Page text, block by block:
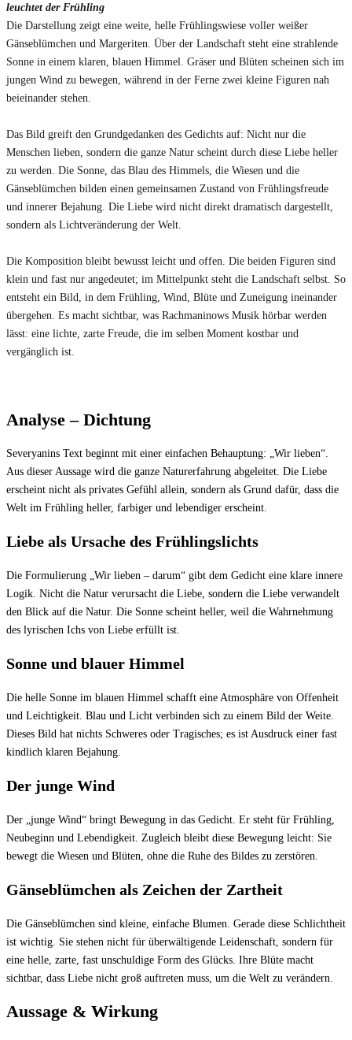
leuchtet der Frühling
Die Darstellung zeigt eine weite, helle Frühlingswiese voller weißer
Gänseblümchen und Margeriten. Über der Landschaft steht eine strahlende
Sonne in einem klaren, blauen Himmel. Gräser und Blüten scheinen sich im
jungen Wind zu bewegen, während in der Ferne zwei kleine Figuren nah
beieinander stehen.
Das Bild greift den Grundgedanken des Gedichts auf: Nicht nur die
Menschen lieben, sondern die ganze Natur scheint durch diese Liebe heller
zu werden. Die Sonne, das Blau des Himmels, die Wiesen und die
Gänseblümchen bilden einen gemeinsamen Zustand von Frühlingsfreude
und innerer Bejahung. Die Liebe wird nicht direkt dramatisch dargestellt,
sondern als Lichtveränderung der Welt.
Die Komposition bleibt bewusst leicht und offen. Die beiden Figuren sind
klein und fast nur angedeutet; im Mittelpunkt steht die Landschaft selbst. So
entsteht ein Bild, in dem Frühling, Wind, Blüte und Zuneigung ineinander
übergehen. Es macht sichtbar, was Rachmaninows Musik hörbar werden
lässt: eine lichte, zarte Freude, die im selben Moment kostbar und
vergänglich ist.
Analyse – Dichtung
Severyanins Text beginnt mit einer einfachen Behauptung: „Wir lieben“.
Aus dieser Aussage wird die ganze Naturerfahrung abgeleitet. Die Liebe
erscheint nicht als privates Gefühl allein, sondern als Grund dafür, dass die
Welt im Frühling heller, farbiger und lebendiger erscheint.
Liebe als Ursache des Frühlingslichts
Die Formulierung „Wir lieben – darum“ gibt dem Gedicht eine klare innere
Logik. Nicht die Natur verursacht die Liebe, sondern die Liebe verwandelt
den Blick auf die Natur. Die Sonne scheint heller, weil die Wahrnehmung
des lyrischen Ichs von Liebe erfüllt ist.
Sonne und blauer Himmel
Die helle Sonne im blauen Himmel schafft eine Atmosphäre von Offenheit
und Leichtigkeit. Blau und Licht verbinden sich zu einem Bild der Weite.
Dieses Bild hat nichts Schweres oder Tragisches; es ist Ausdruck einer fast
kindlich klaren Bejahung.
Der junge Wind
Der „junge Wind“ bringt Bewegung in das Gedicht. Er steht für Frühling,
Neubeginn und Lebendigkeit. Zugleich bleibt diese Bewegung leicht: Sie
bewegt die Wiesen und Blüten, ohne die Ruhe des Bildes zu zerstören.
Gänseblümchen als Zeichen der Zartheit
Die Gänseblümchen sind kleine, einfache Blumen. Gerade diese Schlichtheit
ist wichtig. Sie stehen nicht für überwältigende Leidenschaft, sondern für
eine helle, zarte, fast unschuldige Form des Glücks. Ihre Blüte macht
sichtbar, dass Liebe nicht groß auftreten muss, um die Welt zu verändern.
Aussage & Wirkung